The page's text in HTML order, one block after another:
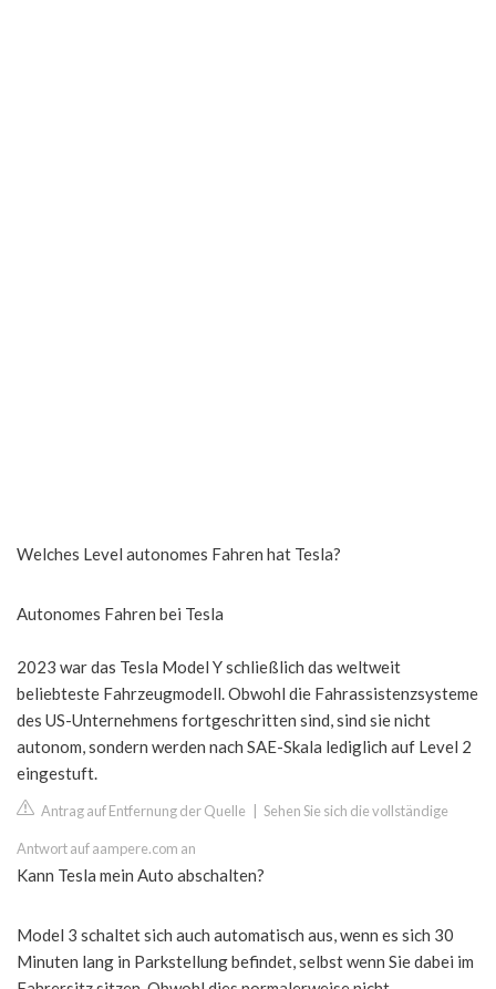
Welches Level autonomes Fahren hat Tesla?
Autonomes Fahren bei Tesla
2023 war das Tesla Model Y schließlich das weltweit
beliebteste Fahrzeugmodell. Obwohl die Fahrassistenzsysteme
des US-Unternehmens fortgeschritten sind, sind sie nicht
autonom, sondern werden nach SAE-Skala lediglich auf Level 2
eingestuft.
Antrag auf Entfernung der Quelle Sehen Sie sich die vollständige
Antwort auf aampere.com an
Kann Tesla mein Auto abschalten?
Model 3 schaltet sich auch automatisch aus, wenn es sich 30
Minuten lang in Parkstellung befindet, selbst wenn Sie dabei im